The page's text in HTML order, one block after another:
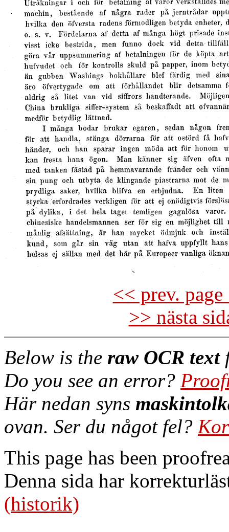
<< prev.
>> nästa
Below is the raw OCR text
Do you see an error?
Här nedan syns
ovan. Ser du något fel?
This page has been
Denna sida har
(historik)